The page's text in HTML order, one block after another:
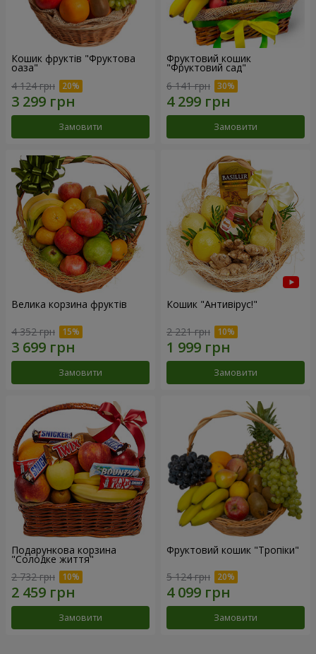
Кошик фруктів "Фруктова
оаза"
4 124 грн
Замовити
Фруктовий кошик
"Фруктовий сад"
6 141 грн
Замовити
Велика корзина фруктів
4 352 грн
Замовити
Кошик "Антивірус!"
2 221 грн
Замовити
Подарункова корзина
"Солодке життя"
2 732 грн
Замовити
Фруктовий кошик "Тропіки"
5 124 грн
Замовити